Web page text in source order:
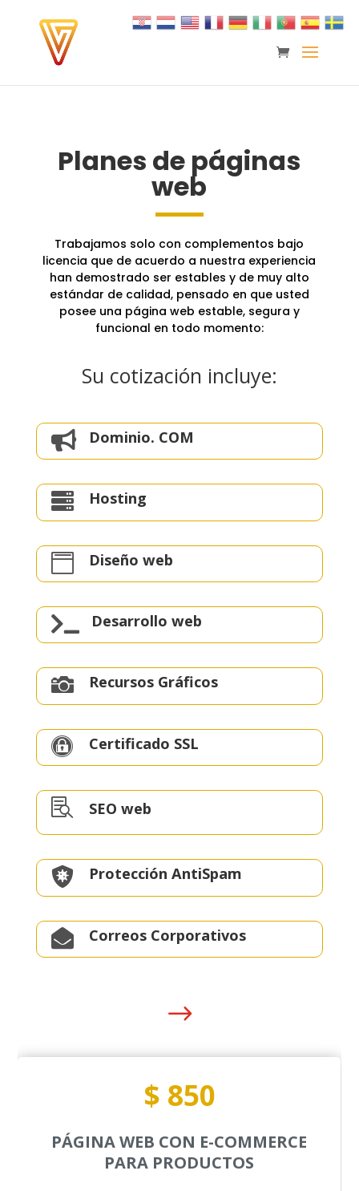
Planes de páginas
web
Trabajamos solo con complementos bajo
licencia que de acuerdo a nuestra experiencia
han demostrado ser estables y de muy alto
estándar de calidad, pensado en que usted
posee una página web estable, segura y
funcional en todo momento:
Su cotización incluye:
 Dominio. COM
 Hosting
 Diseño web
 Desarrollo web
 Recursos Gráficos
 Certificado SSL
 SEO web
 Protección AntiSpam
 Correos Corporativos
$
$ 850
PÁGINA WEB CON E-COMMERCE
PARA PRODUCTOS